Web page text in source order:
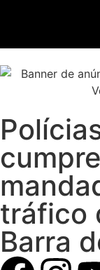
tráfico
Barra